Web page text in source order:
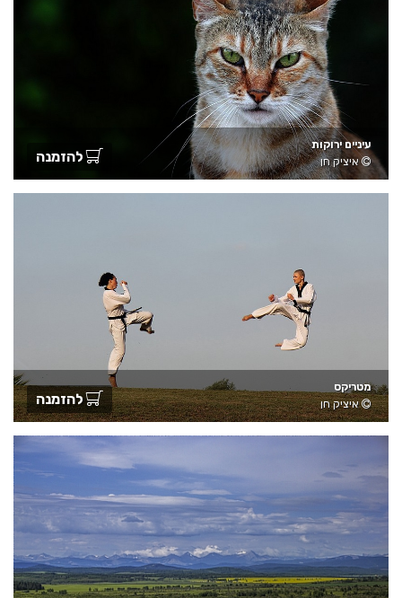
עיניים ירוקות
איציק חן
להזמנה
מטריקס
איציק חן
להזמנה